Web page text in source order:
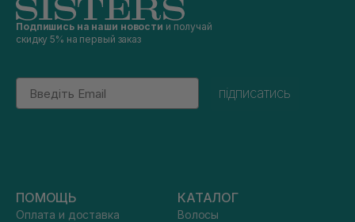
Подпишись на наши новости и получай
скидку 5% на первый заказ
Email
підписатись
ПОМОЩЬ
Оплата и доставка
КАТАЛОГ
Волосы